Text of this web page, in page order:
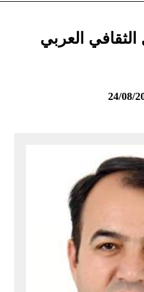
العربي
24/08/